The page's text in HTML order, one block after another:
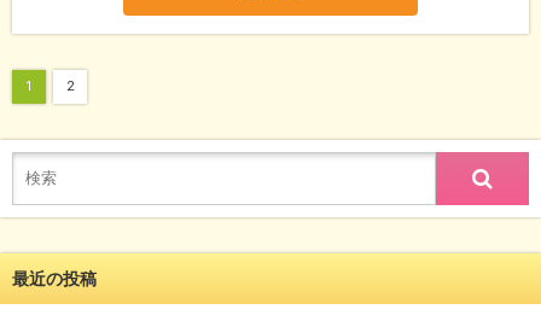
1 2
最近の投稿